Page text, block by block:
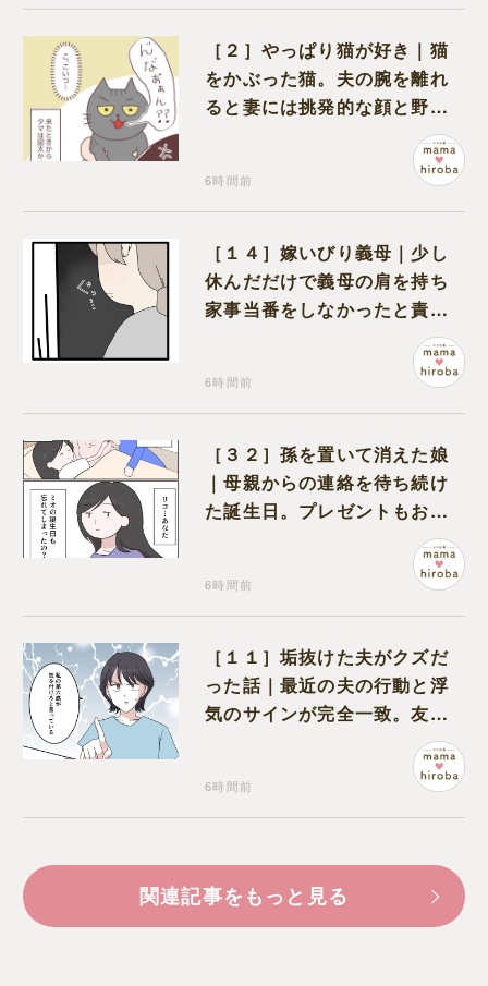
［２］やっぱり猫が好き｜猫
をかぶった猫。夫の腕を離れ
ると妻には挑発的な顔と野太
6時間前
［１４］嫁いびり義母｜少し
休んだだけで義母の肩を持ち
家事当番をしなかったと責め
6時間前
［３２］孫を置いて消えた娘
｜母親からの連絡を待ち続け
た誕生日。プレゼントもお祝
6時間前
［１１］垢抜けた夫がクズだ
った話｜最近の夫の行動と浮
気のサインが完全一致。友人
6時間前
関連記事をもっと見る